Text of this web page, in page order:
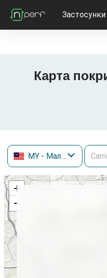
Застосунки
Карта
MY - Малайзія
+
−